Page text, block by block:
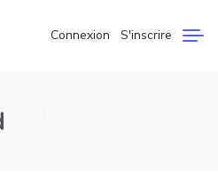
Connexion S'inscrire